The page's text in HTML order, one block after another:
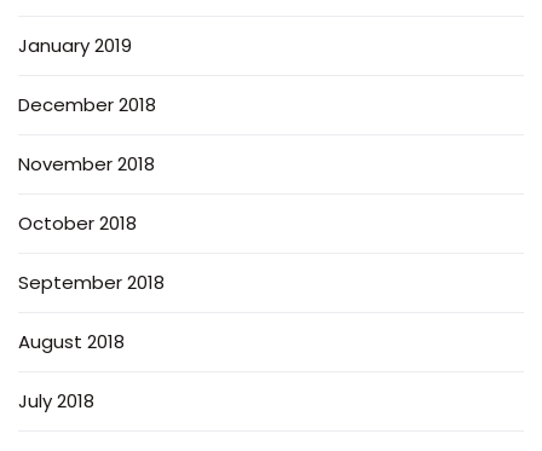
January 2019
December 2018
November 2018
October 2018
September 2018
August 2018
July 2018